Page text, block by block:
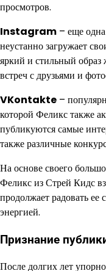
просмотров.
Instagram – еще
неустанно загружает
яркий и стильный образ
встреч с друзьями и
VKontakte –
которой Феликс также
публикуются самые
также различные
На основе своего
Феликс из Стрей Кидс
продолжает радовать
энергией.
Признание
После долгих лет